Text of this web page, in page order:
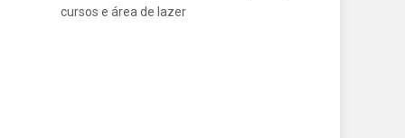
cursos e área de lazer